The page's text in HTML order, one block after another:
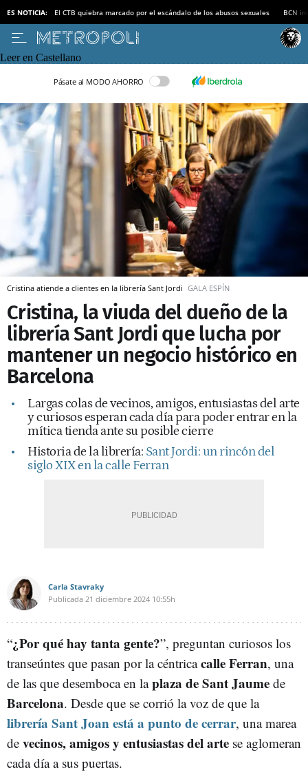
ES NOTICIA: El CTB quiebra marcado por el escándalo de los abusos sexuales BCN
Leer en Castellano
Pásate al MODO AHORRO
Cristina atiende a clientes en la librería Sant Jordi GALA ESPÍN
Cristina, la viuda del dueño de la
librería Sant Jordi que lucha por
mantener un negocio histórico en
Barcelona
Largas colas de vecinos, amigos, entusiastas del arte
y curiosos esperan cada día para poder entrar en la
mítica tienda ante su posible cierre
Historia de la librería: Sant Jordi: un rincón del
siglo XIX en la calle Ferran
Carla Stavraky
Publicada 21 diciembre 2024 10:55h
“¿Por qué hay tanta gente?”, preguntan curiosos los
transeúntes que pasan por la céntricacalle Ferran, una
de las que desemboca en laplaza de Sant Jaume de
Barcelona. Desde que se corrió la voz de que la
librería Sant Joan está a punto de cerrar, una marea
de vecinos, amigos y entusiastas del arte se aglomeran
cada día a sus puertas.